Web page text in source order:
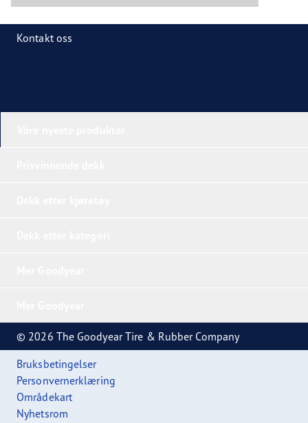
Kontakt oss
© 2026 The Goodyear Tire & Rubber Company
Bruksbetingelser
Personvernerklæring
Områdekart
Nyhetsrom